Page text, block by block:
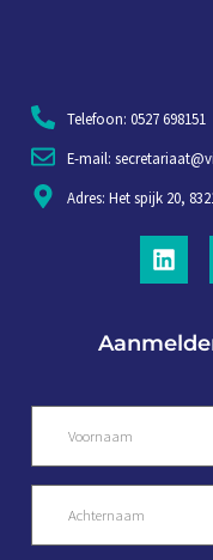
Telefoon: 0527 698151
E-mail:
Adres: Het spijk 20,